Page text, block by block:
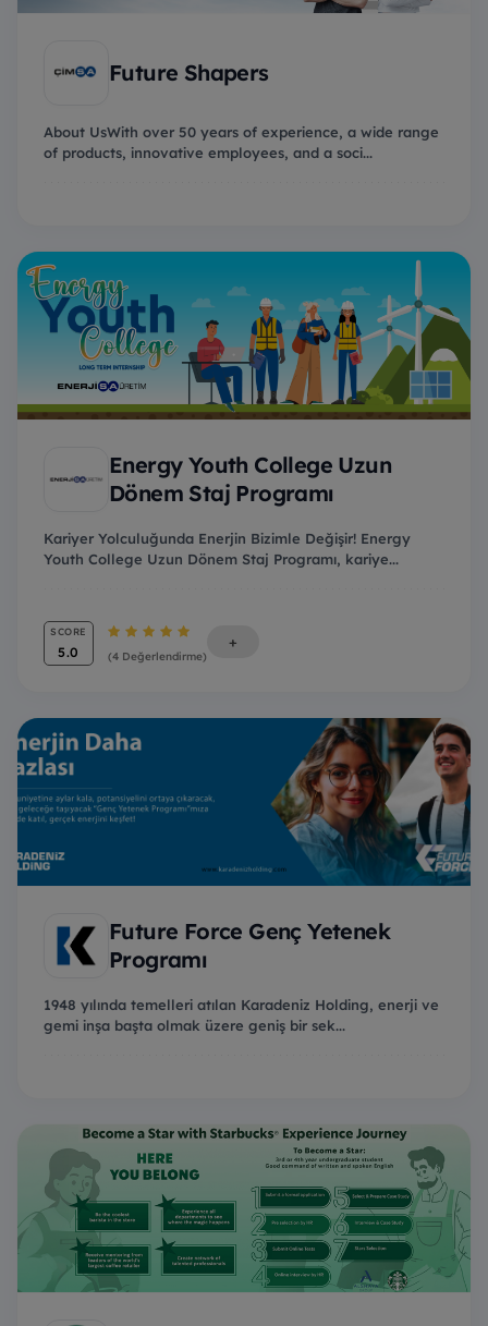
Future Shapers
About UsWith over 50 years of experience, a wide range
of products, innovative employees, and a soci...
Energy Youth College Uzun
Dönem Staj Programı
Kariyer Yolculuğunda Enerjin Bizimle Değişir! Energy
Youth College Uzun Dönem Staj Programı, kariye...
SCORE
5.0 (4 Değerlendirme)
+
Future Force Genç Yetenek
Programı
1948 yılında temelleri atılan Karadeniz Holding, enerji ve
gemi inşa başta olmak üzere geniş bir sek...